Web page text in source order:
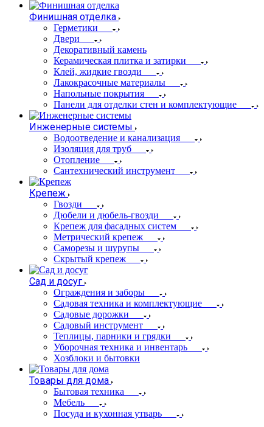
Финишная отделка
Герметики
Двери
Декоративный камень
Керамическая плитка и затирки
Клей, жидкие гвозди
Лакокрасочные материалы
Напольные покрытия
Панели для отделки стен и комплектующие
Инженерные системы
Водоотведение и канализация
Изоляция для труб
Отопление
Сантехнический инструмент
Крепеж
Гвозди
Дюбели и дюбель-гвозди
Крепеж для фасадных систем
Метрический крепеж
Саморезы и шурупы
Скрытый крепеж
Сад и досуг
Ограждения и заборы
Садовая техника и комплектующие
Садовые дорожки
Садовый инструмент
Теплицы, парники и грядки
Уборочная техника и инвентарь
Хозблоки и бытовки
Товары для дома
Бытовая техника
Мебель
Посуда и кухонная утварь